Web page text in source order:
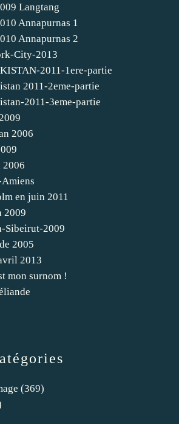
(369)
Langtang
Annapurnas 1
Annapurnas 2
City-2013
2011-1ere-partie
2011-2eme-partie
2011-3eme-partie
2006
2006
en juin 2011
2009
Sibeirut-2009
2005
2013
mon surnom !